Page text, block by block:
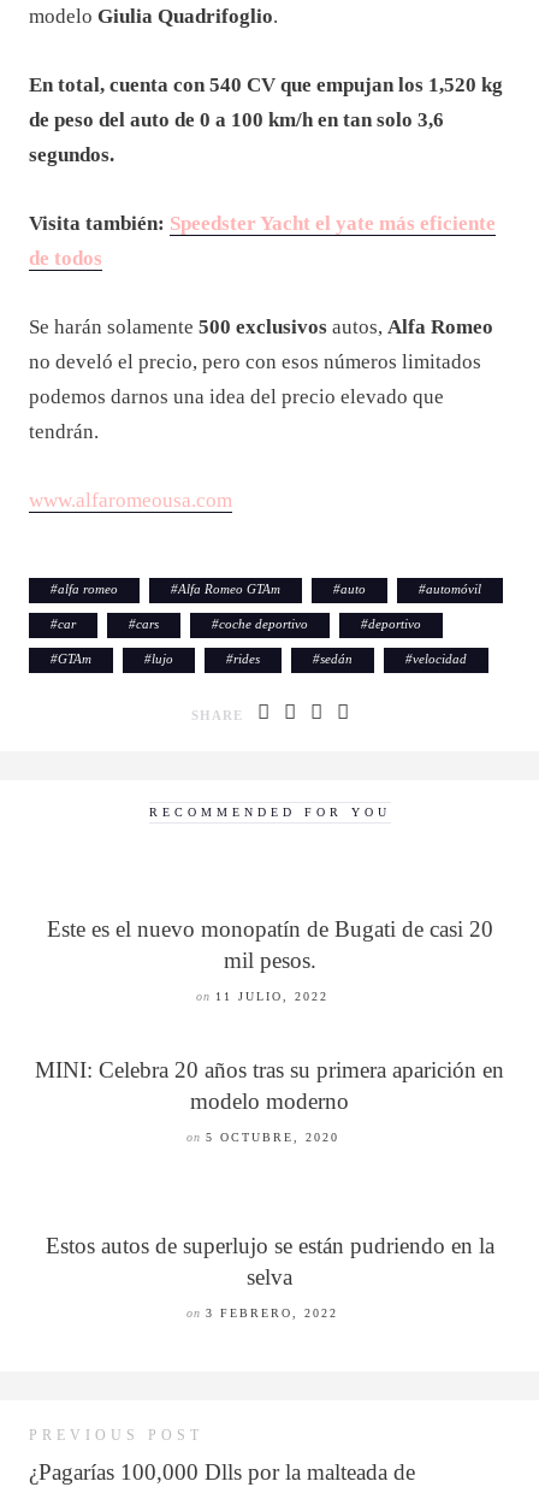
modelo Giulia Quadrifoglio.
En total, cuenta con 540 CV que empujan los 1,520 kg
de peso del auto de 0 a 100 km/h en tan solo 3,6
segundos.
Visita también: Speedster Yacht el yate más eficiente
de todos
Se harán solamente 500 exclusivos autos, Alfa Romeo
no develó el precio, pero con esos números limitados
podemos darnos una idea del precio elevado que
tendrán.
www.alfaromeousa.com
#alfa romeo #Alfa Romeo GTAm #auto #automóvil
#car #cars #coche deportivo #deportivo
#GTAm #lujo #rides #sedán #velocidad
SHARE
RECOMMENDED FOR YOU
Este es el nuevo monopatín de Bugati de casi 20
mil pesos.
on 11 JULIO, 2022
MINI: Celebra 20 años tras su primera aparición en
modelo moderno
on 5 OCTUBRE, 2020
Estos autos de superlujo se están pudriendo en la
selva
on 3 FEBRERO, 2022
PREVIOUS POST
¿Pagarías 100,000 Dlls por la malteada de